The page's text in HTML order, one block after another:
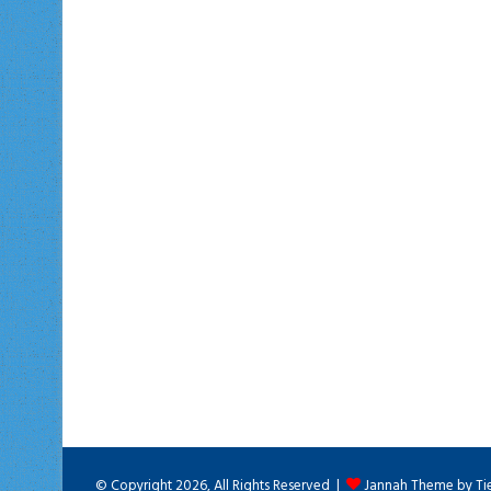
© Copyright 2026, All Rights Reserved | Jannah Theme by